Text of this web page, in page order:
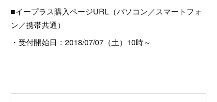
■イープラス購入ページURL（パソコン／スマートフォ
ン／携帯共通）
・受付開始日：2018/07/07（土）10時～